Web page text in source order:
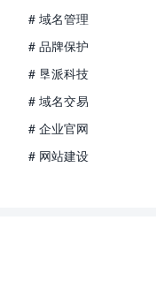
# 域名管理
# 品牌保护
# 垦派科技
# 域名交易
# 企业官网
# 网站建设